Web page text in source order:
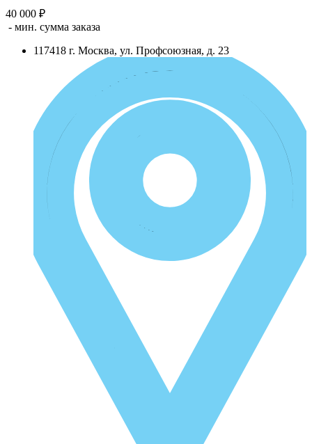
40 000 ₽
- мин. сумма заказа
117418 г. Москва, ул. Профсоюзная, д. 23